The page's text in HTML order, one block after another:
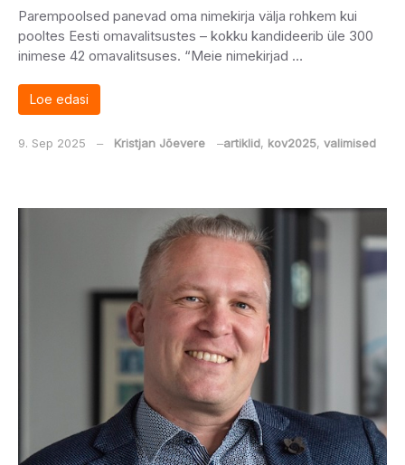
Parempoolsed panevad oma nimekirja välja rohkem kui
pooltes Eesti omavalitsustes – kokku kandideerib üle 300
inimese 42 omavalitsuses. “Meie nimekirjad …
Loe edasi
9. Sep 2025 ‒ Kristjan Jõevere ‒artiklid, kov2025, valimised